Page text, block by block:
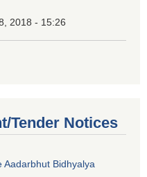
2018 - 15:26
Tender Notices
Aadarbhut Bidhyalya